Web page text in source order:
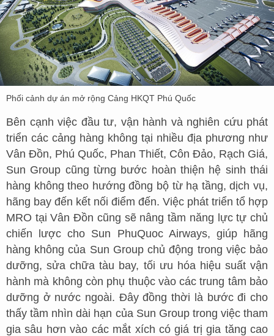
Phối cảnh dự án mở rộng Cảng HKQT Phú Quốc
Bên cạnh việc đầu tư, vận hành và nghiên cứu phát
triển các cảng hàng không tại nhiều địa phương như
Vân Đồn, Phú Quốc, Phan Thiết, Côn Đảo, Rạch Giá,
Sun Group cũng từng bước hoàn thiện hệ sinh thái
hàng không theo hướng đồng bộ từ hạ tầng, dịch vụ,
hãng bay đến kết nối điểm đến. Việc phát triển tổ hợp
MRO tại Vân Đồn cũng sẽ nâng tầm năng lực tự chủ
chiến lược cho Sun PhuQuoc Airways, giúp hãng
hàng không của Sun Group chủ động trong việc bảo
dưỡng, sửa chữa tàu bay, tối ưu hóa hiệu suất vận
hành mà không còn phụ thuộc vào các trung tâm bảo
dưỡng ở nước ngoài. Đây đồng thời là bước đi cho
thấy tầm nhìn dài hạn của Sun Group trong việc tham
gia sâu hơn vào các mắt xích có giá trị gia tăng cao